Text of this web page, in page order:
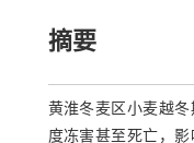
摘要
黄淮冬麦区小麦越
度冻害甚至死亡，